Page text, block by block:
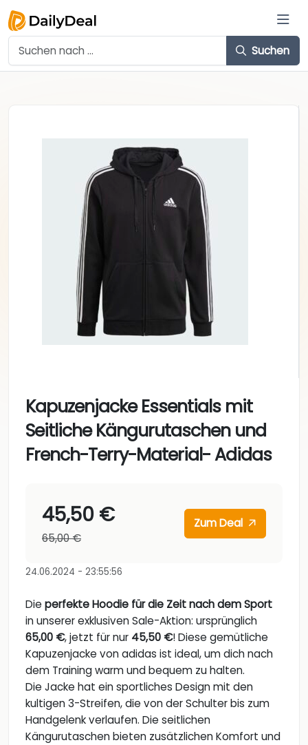
Suchen
Kapuzenjacke Essentials mit
Seitliche Kängurutaschen und
French-Terry-Material- Adidas
45,50 €
65,00 €
Zum Deal
24.06.2024 - 23:55:56
Die perfekte Hoodie für die Zeit nach dem Sport
in unserer exklusiven Sale-Aktion: ursprünglich
65,00 €, jetzt für nur 45,50 €! Diese gemütliche
Kapuzenjacke von adidas ist ideal, um dich nach
dem Training warm und bequem zu halten.
Die Jacke hat ein sportliches Design mit den
kultigen 3-Streifen, die von der Schulter bis zum
Handgelenk verlaufen. Die seitlichen
Kängurutaschen bieten zusätzlichen Komfort und